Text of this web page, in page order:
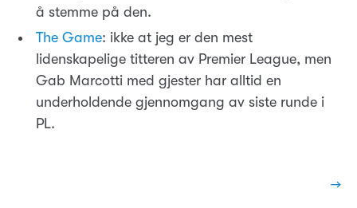
å stemme på den.
The Game: ikke at jeg er den mest
lidenskapelige titteren av Premier League, men
Gab Marcotti med gjester har alltid en
underholdende gjennomgang av siste runde i
PL.
→